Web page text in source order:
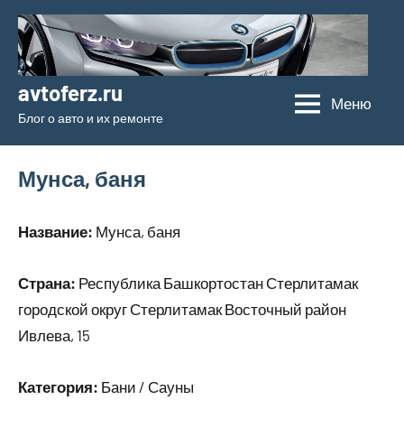
Перейти
содержимому
avtoferz.ru
Блог о авто и их ремонте
Меню
Мунса, баня
Название: Мунса, баня
Страна: Республика Башкортостан Стерлитамак
городской округ Стерлитамак Восточный район
Ивлева, 15
Категория: Бани / Сауны